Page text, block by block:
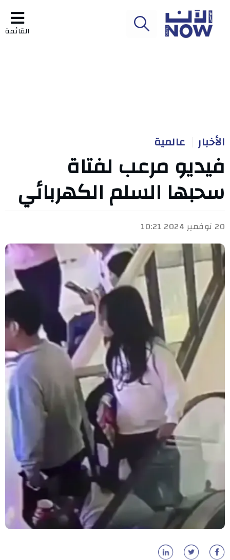
القائمة
الأخبار عالمية
فيديو مرعب لفتاة
سحبها السلم الكهربائي
20 نوفمبر 2024 10:21